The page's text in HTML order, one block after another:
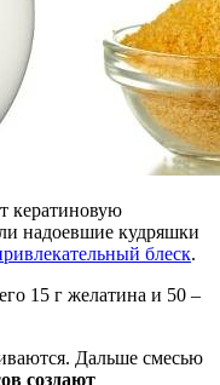
кератиновую
надоевшие кудряшки
блеск.
15 г желатина и 50 –
Дальше смесью
создают